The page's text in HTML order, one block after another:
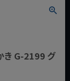
き G-2199 グ